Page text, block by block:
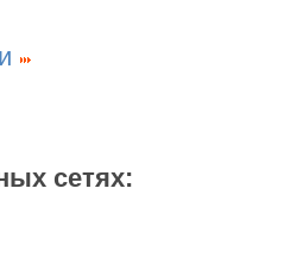
сетях: